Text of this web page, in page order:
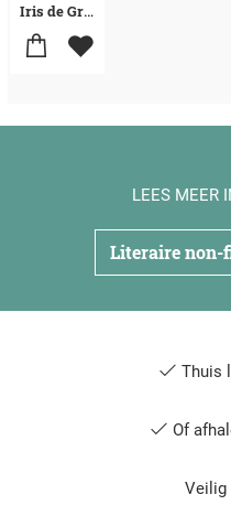
Iris de Graaf
Literaire non-
LEES MEER
Thuis
Of
Veilig